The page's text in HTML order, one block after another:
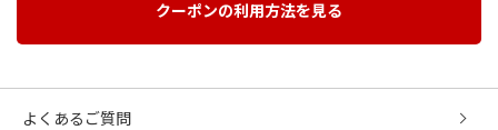
クーポンの利用方法を見る
よくあるご質問